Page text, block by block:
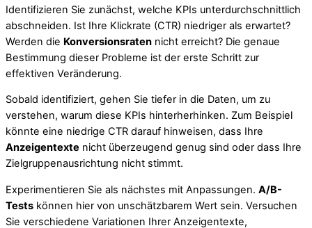
Identifizieren Sie zunächst, welche KPIs unterdurchschnittlich
abschneiden. Ist Ihre Klickrate (CTR) niedriger als erwartet?
Werden die Konversionsraten nicht erreicht? Die genaue
Bestimmung dieser Probleme ist der erste Schritt zur
effektiven Veränderung.
Sobald identifiziert, gehen Sie tiefer in die Daten, um zu
verstehen, warum diese KPIs hinterherhinken. Zum Beispiel
könnte eine niedrige CTR darauf hinweisen, dass Ihre
Anzeigentexte nicht überzeugend genug sind oder dass Ihre
Zielgruppenausrichtung nicht stimmt.
Experimentieren Sie als nächstes mit Anpassungen. A/B-
Tests können hier von unschätzbarem Wert sein. Versuchen
Sie verschiedene Variationen Ihrer Anzeigentexte,